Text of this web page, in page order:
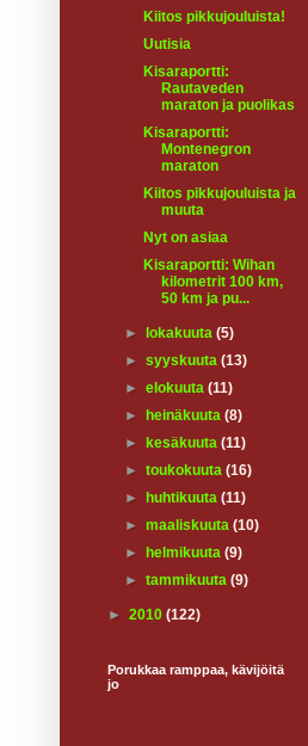
Kiitos pikkujouluista!
Uutisia
Kisaraportti:
Rautaveden
maraton ja puolikas
Kisaraportti:
Montenegron
maraton
Kiitos pikkujouluista ja
muuta
Nyt on asiaa
Kisaraportti: Wihan
kilometrit 100 km,
50 km ja pu...
► lokakuuta(5)
►syyskuuta(13)
►elokuuta(11)
►
heinäkuuta(8)
►
kesäkuuta(11)
►toukokuuta(16)
►
huhtikuuta(11)
►maaliskuuta(10)
►
helmikuuta(9)
►tammikuuta(9)
► 2010 (122)
Porukkaa ramppaa, kävijöitä
jo